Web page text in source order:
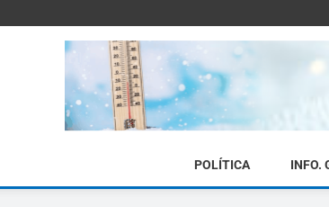
POLÍTICA INFO.